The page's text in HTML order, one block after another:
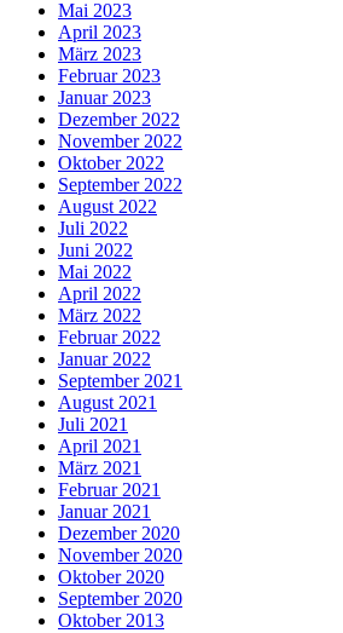
Mai 2023
April 2023
März 2023
Februar 2023
Januar 2023
Dezember 2022
November 2022
Oktober 2022
September 2022
August 2022
Juli 2022
Juni 2022
Mai 2022
April 2022
März 2022
Februar 2022
Januar 2022
September 2021
August 2021
Juli 2021
April 2021
März 2021
Februar 2021
Januar 2021
Dezember 2020
November 2020
Oktober 2020
September 2020
Oktober 2013